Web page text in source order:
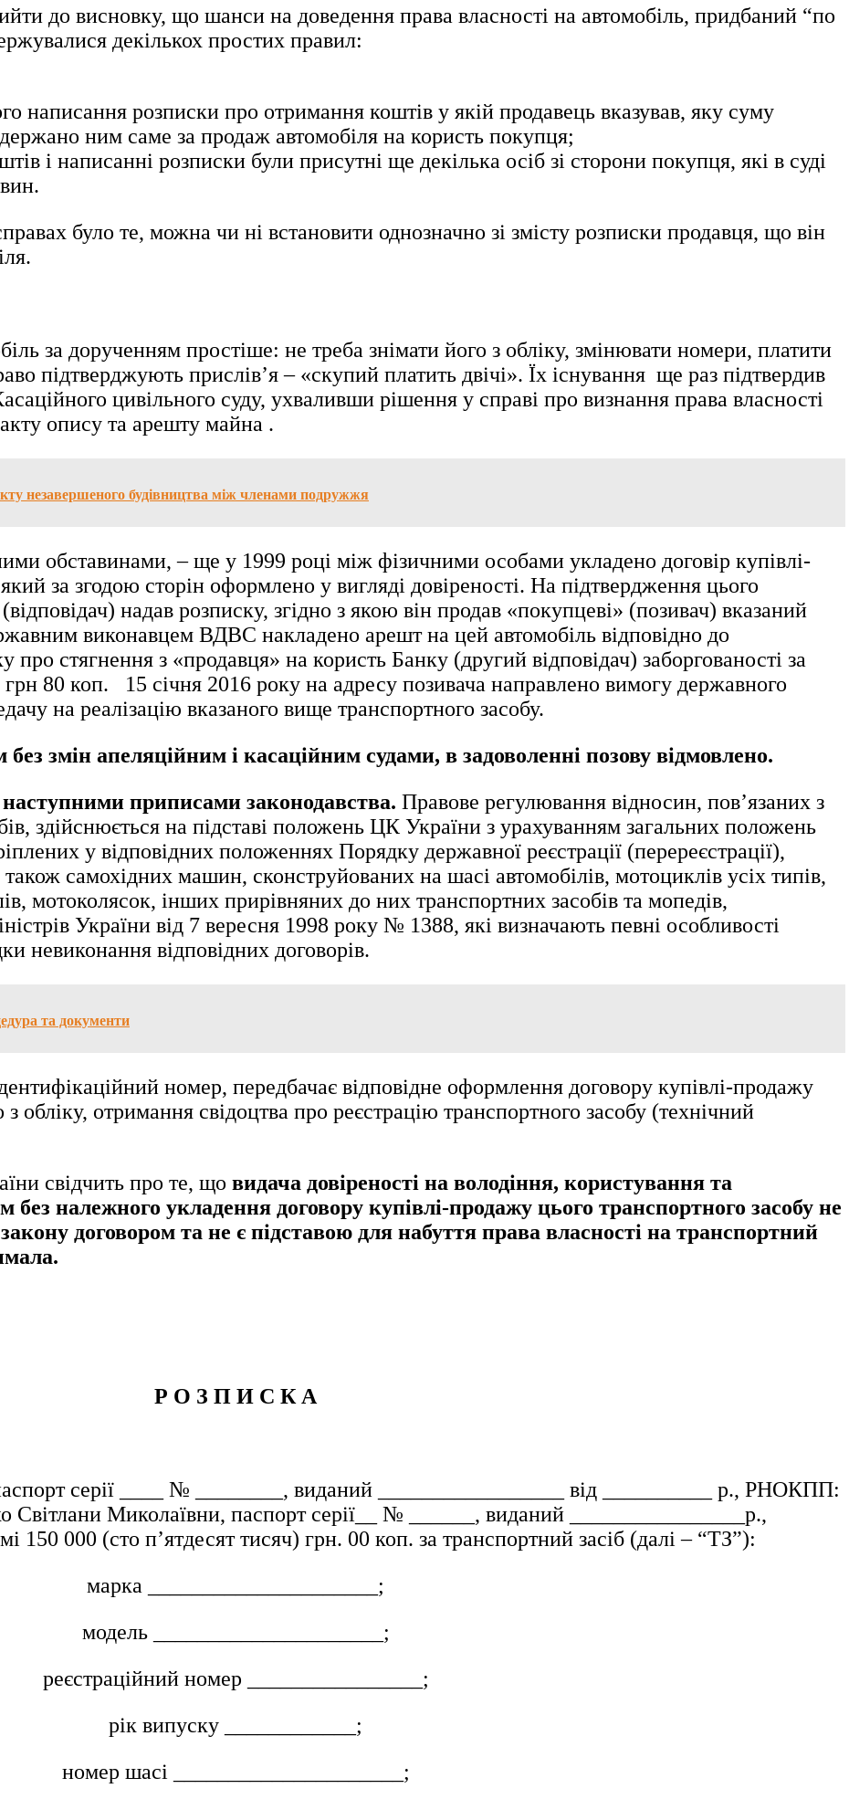
до висновку, що шанси на доведення права власності на автомобіль, придбаний “по
декількох простих правил:
написання розписки про отримання коштів у якій продавець вказував, яку суму
ним саме за продаж автомобіля на користь покупця;
і написанні розписки були присутні ще декілька осіб зі сторони покупця, які в суді
було те, можна чи ні встановити однозначно зі змісту розписки продавця, що він
за дорученням простіше: не треба знімати його з обліку, змінювати номери, платити
підтверджують прислів’я – «скупий платить двічі». Їх існування ще раз підтвердив
цивільного суду, ухваливши рішення у справі про визнання права власності
опису та арешту майна .
незавершеного будівництва між членами подружжя
обставинами, – ще у 1999 році між фізичними особами укладено договір купівлі-
за згодою сторін оформлено у вигляді довіреності. На підтвердження цього
надав розписку, згідно з якою він продав «покупцеві» (позивач) вказаний
виконавцем ВДВС накладено арешт на цей автомобіль відповідно до
про стягнення з «продавця» на користь Банку (другий відповідач) заборгованості за
80 коп. 15 січня 2016 року на адресу позивача направлено вимогу державного
на реалізацію вказаного вище транспортного засобу.
змін апеляційним і касаційним судами, в задоволенні позову відмовлено.
приписами законодавства. Правове регулювання відносин, пов’язаних з
здійснюється на підставі положень ЦК України з урахуванням загальних положень
у відповідних положеннях Порядку державної реєстрації (перереєстрації),
також самохідних машин, сконструйованих на шасі автомобілів, мотоциклів усіх типів,
мотоколясок, інших прирівняних до них транспортних засобів та мопедів,
України від 7 вересня 1998 року № 1388, які визначають певні особливості
невиконання відповідних договорів.
та документи
номер, передбачає відповідне оформлення договору купівлі-продажу
з обліку, отримання свідоцтва про реєстрацію транспортного засобу (технічний
свідчить про те, що видача довіреності на володіння, користування та
належного укладення договору купівлі-продажу цього транспортного засобу не
договором та не є підставою для набуття права власності на транспортний
Р О З П И С К А
серії ____ № ________, виданий _________________ від __________ р., РНОКПП:
Світлани Миколаївни, паспорт серії__ № ______, виданий ________________р.,
000 (сто п’ятдесят тисяч) грн. 00 коп. за транспортний засіб (далі – “ТЗ”):
марка _____________________;
модель _____________________;
реєстраційний номер ________________;
рік випуску ____________;
номер шасі _____________________;